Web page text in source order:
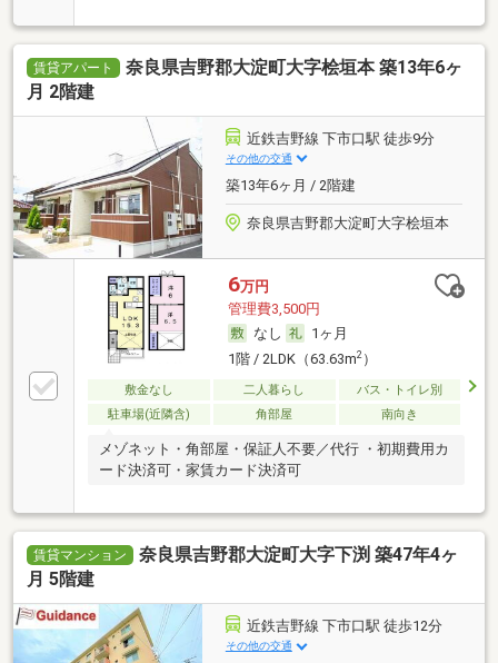
賃貸アパート
奈良県吉野郡大淀町大字桧垣本 築13年6ヶ
月 2階建
近鉄吉野線 下市口駅 徒歩9分
その他の交通
築13年6ヶ月 / 2階建
奈良県吉野郡大淀町大字桧垣本
6万円
管理費3,500円
なし
1ヶ月
1階 / 2LDK（63.63m2）
敷金なし 二人暮らし
バス・トイレ別
駐車場(近隣含)
角部屋 南向き
メゾネット・角部屋・保証人不要／代行 ・初期費用カ
ード決済可・家賃カード決済可
賃貸マンション
奈良県吉野郡大淀町大字下渕 築47年4ヶ
月 5階建
近鉄吉野線 下市口駅 徒歩12分
その他の交通